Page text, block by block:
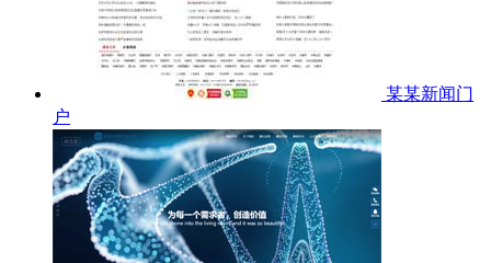
某某新闻门
户